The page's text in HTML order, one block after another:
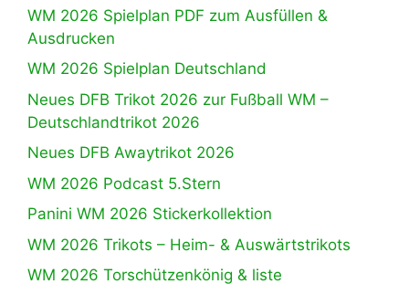
WM 2026 Spielplan PDF zum Ausfüllen &
Ausdrucken
WM 2026 Spielplan Deutschland
Neues DFB Trikot 2026 zur Fußball WM –
Deutschlandtrikot 2026
Neues DFB Awaytrikot 2026
WM 2026 Podcast 5.Stern
Panini WM 2026 Stickerkollektion
WM 2026 Trikots – Heim- & Auswärtstrikots
WM 2026 Torschützenkönig & liste